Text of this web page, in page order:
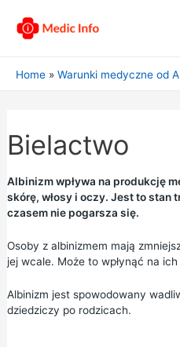
Home Warunki medyczne od
Bielactwo
Albinizm wpływa na produkcję
skórę, włosy i oczy. Jest to stan
czasem nie pogarsza się.
Osoby z albinizmem mają
jej wcale. Może to wpłynąć na
Albinizm jest spowodowany
dziedziczy po rodzicach.